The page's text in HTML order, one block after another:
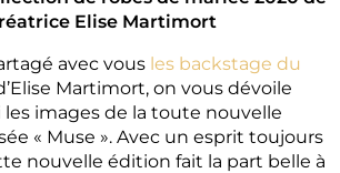
Elise Martimort
avec vous les backstage du
Martimort, on vous dévoile
les images de la toute nouvelle
« Muse ». Avec un esprit toujours
nouvelle édition fait la part belle à